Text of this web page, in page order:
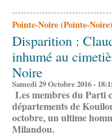
Pointe-Noire (Pointe-Noire)
Disparition :
inhumé au
Noire
Samedi 29 Octobre 2016 -
Les membres du Parti
départements de
octobre, un ultime
Milandou.